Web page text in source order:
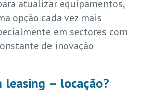
atualizar equipamentos,
opção cada vez mais
em sectores com
de inovação
leasing – locação?